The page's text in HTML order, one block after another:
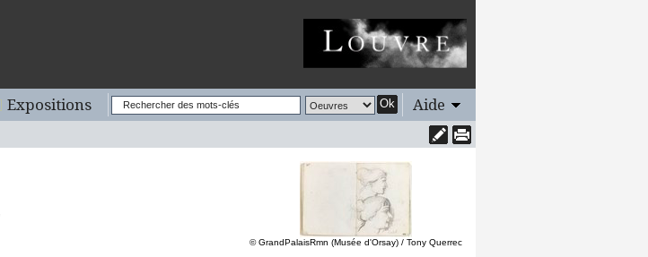
Expositions Ok Aide
© GrandPalaisRmn (Musée d'Orsay) / Tony Querrec